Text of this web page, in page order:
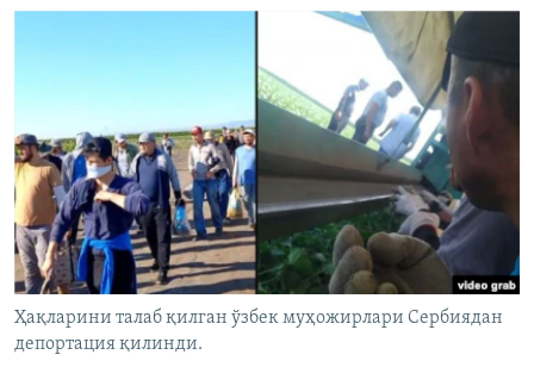
Озодлик бошқа тилларда
Ҳақларини талаб қилган ўзбек муҳожирлари Сербиядан
депортация қилинди.